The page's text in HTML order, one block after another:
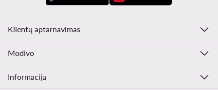
Klientų aptarnavimas
Modivo
Informacija